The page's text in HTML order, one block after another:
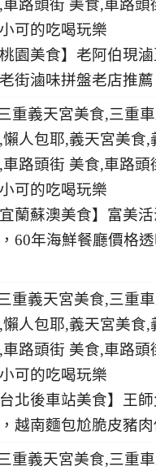
桃園美食】老阿伯現
街滷味拼盤老店推薦
宜蘭蘇澳美食】富美
60年海鮮餐廳價格
台北後車站美食】王
越南麵包尬脆皮豬